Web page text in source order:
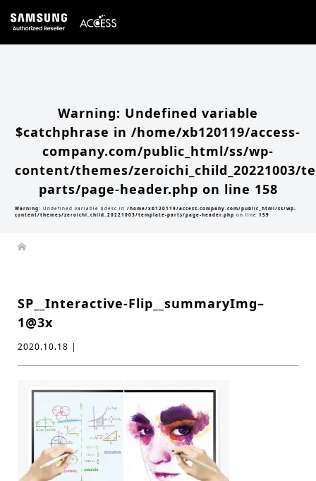
Warning : Attempt to read property "slug" on null in
company.com/public_html/ss/wp-content/themes/zeroichi_child_20221003/single.php
Warning: Undefined variable
$catchphrase in /home/xb120119/access-
company.com/public_html/ss/wp-
content/themes/zeroichi_child_20221003/
parts/page-header.php on line 158
Warning: Undefined variable $desc in /home/xb120119/access-company.com/public_html/ss/wp-
content/themes/zeroichi_child_20221003/template-parts/page-header.php on line 159
SP__Interactive-Flip__summaryImg–
1@3x
2020.10.18 |